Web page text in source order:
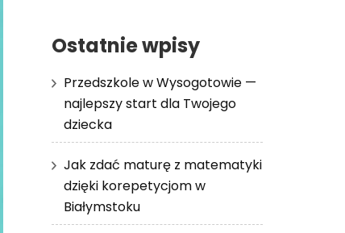
Ostatnie wpisy
Przedszkole w Wysogotowie —
najlepszy start dla Twojego
dziecka
Jak zdać maturę z matematyki
dzięki korepetycjom w
Białymstoku